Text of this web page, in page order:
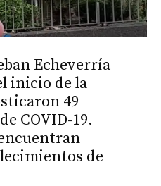
Echeverría
inicio de la
49
COVID-19.
de